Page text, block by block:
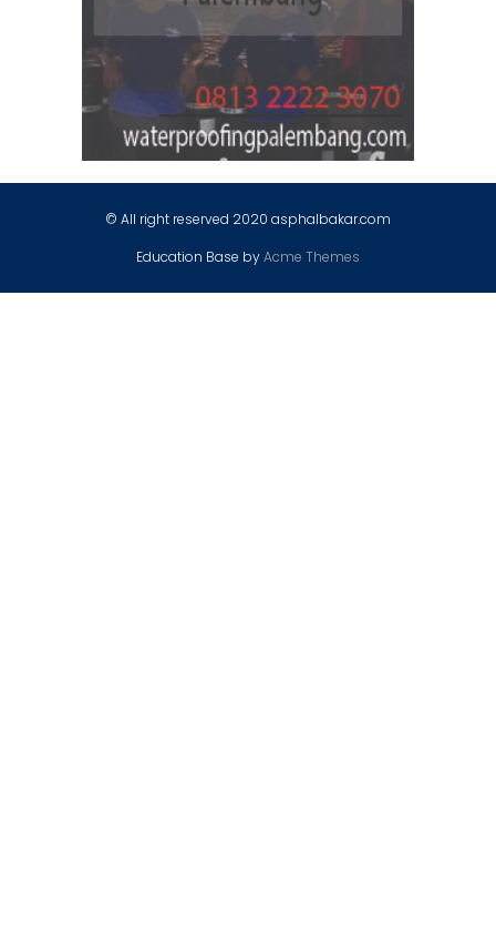
© All right reserved 2020 asphalbakar.com
Education Base byAcme Themes